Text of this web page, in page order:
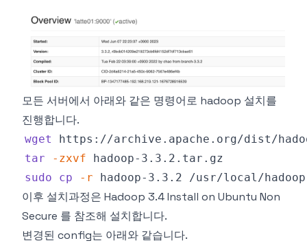
모든 서버에서 아래와 같은 명령어로 hadoop 설치를
진행합니다.
wget
tar
-zxvf
sudo
cp -r
이후 설치과정은 Hadoop 3.4 Install on Ubuntu Non
Secure 를 참조해 설치합니다.
변경된 config는 아래와 같습니다.